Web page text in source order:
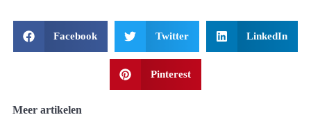
Facebook Twitter LinkedIn
Pinterest
Meer artikelen